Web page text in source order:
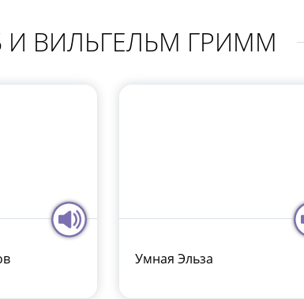
И ВИЛЬГЕЛЬМ ГРИММ
Умная Эльза